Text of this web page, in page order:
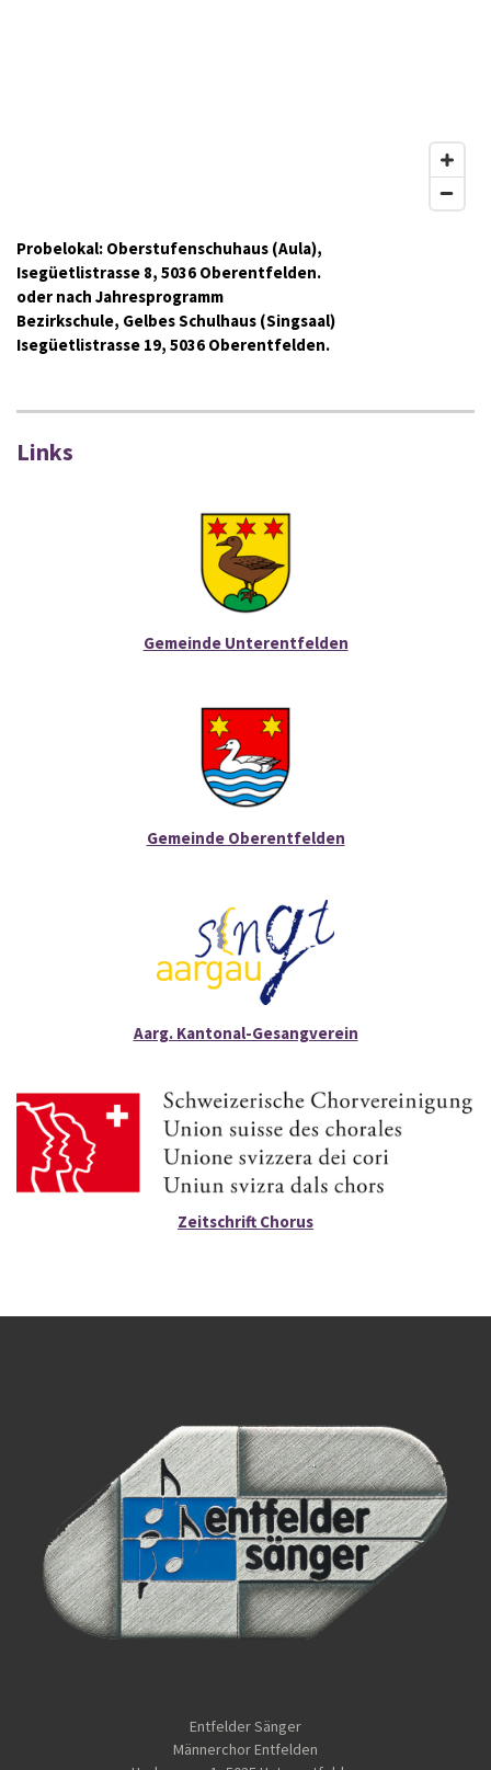
Probelokal: Oberstufenschuhaus (Aula),
Isegüetlistrasse 8, 5036 Oberentfelden.
oder nach Jahresprogramm
Bezirkschule, Gelbes Schulhaus (Singsaal)
Isegüetlistrasse 19, 5036 Oberentfelden.
Links
Gemeinde Unterentfelden
Gemeinde Oberentfelden
Aarg. Kantonal-Gesangverein
Zeitschrift Chorus
Entfelder Sänger
Männerchor Entfelden